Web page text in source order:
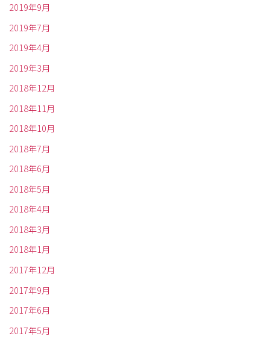
2019年9月
2019年7月
2019年4月
2019年3月
2018年12月
2018年11月
2018年10月
2018年7月
2018年6月
2018年5月
2018年4月
2018年3月
2018年1月
2017年12月
2017年9月
2017年6月
2017年5月